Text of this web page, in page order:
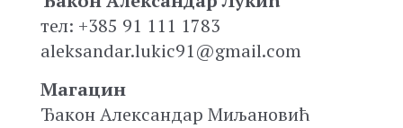
тел: +385 91 111 1783
aleksandar.lukic91@gmail.com
Магацин
Ђакон Александар Миљановић